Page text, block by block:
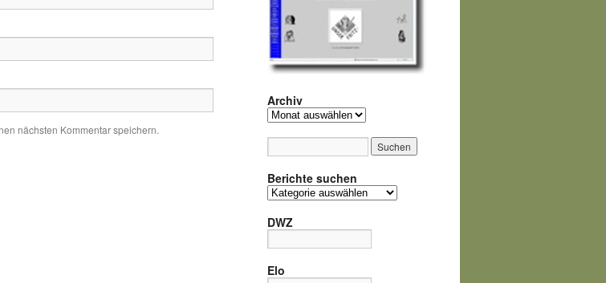
nächsten Kommentar speichern.
Archiv
Archiv
Berichte suchen
Berichte
DWZ
Elo